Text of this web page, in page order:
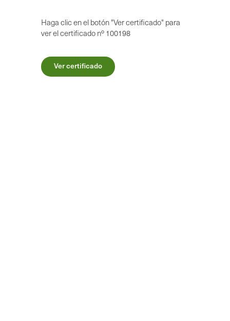
Haga clic en el botón "Ver certificado" para
ver el certificado nº 100198
Ver certificado